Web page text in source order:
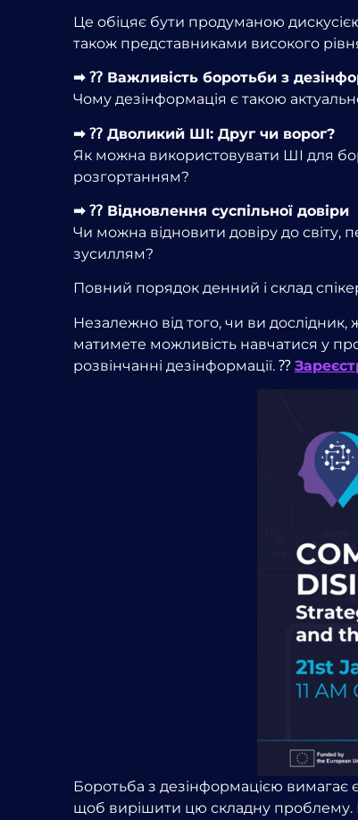
Це обіцяє бути продуманою
також представниками високого
➡ ⁇ Важливість боротьби з
Чому дезінформація є такою
➡ ⁇ Дволикий ШІ: Друг чи ворог?
Як можна використовувати ШІ для
розгортанням?
➡ ⁇ Відновлення суспільної довіри
Чи можна відновити довіру до
зусиллям?
Повний порядок денний і склад
Незалежно від того, чи ви дослідник,
матимете можливість навчатися у
розвінчанні дезінформації. ⁇
Боротьба з дезінформацією вимагає
щоб вирішити цю складну проблему.